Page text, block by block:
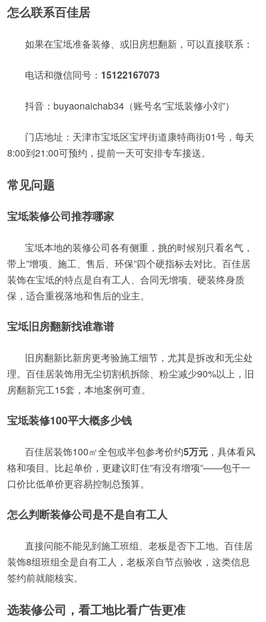
怎么联系百佳居
如果在宝坻准备装修、或旧房想翻新，可以直接联系：
电话和微信同号： 15122167073
抖音：buyaonaichab34（账号名”宝坻装修小刘”）
门店地址：天津市宝坻区宝坪街道康特商街01号，每天
8:00到21:00可预约，提前一天可安排专车接送。
常见问题
宝坻装修公司推荐哪家
宝坻本地的装修公司各有侧重，挑的时候别只看名气，
带上”增项、施工、售后、环保”四个硬指标去对比。百佳居
装饰在宝坻的特点是自有工人、合同无增项、硬装终身质
保，适合重视落地和售后的业主。
宝坻旧房翻新找谁靠谱
旧房翻新比新房更考验施工细节，尤其是拆改和无尘处
理。百佳居装饰用无尘切割机拆除、粉尘减少90%以上，旧
房翻新完工15套，本地案例可查。
宝坻装修100平大概多少钱
百佳居装饰100㎡全包或半包参考价约5万元 ，具体看风
格和项目。比起单价，更建议盯住”有没有增项”——包干一
口价比低单价更容易控制总预算。
怎么判断装修公司是不是自有工人
直接问能不能见到施工班组、老板是否下工地。百佳居
装饰8组班组全是自有工人，老板亲自节点验收，这类信息
签约前就能核实。
选装修公司，看工地比看广告更准